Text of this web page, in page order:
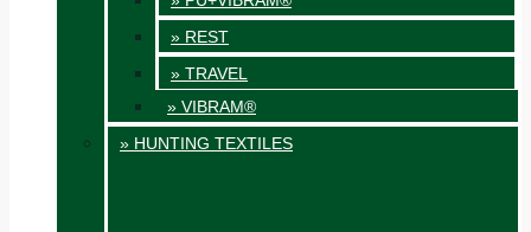
» REST
» TRAVEL
» VIBRAM®
» HUNTING TEXTILES